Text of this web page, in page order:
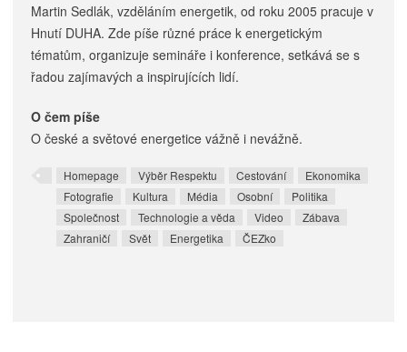
Martin Sedlák, vzděláním energetik, od roku 2005 pracuje v
Hnutí DUHA. Zde píše různé práce k energetickým
tématům, organizuje semináře i konference, setkává se s
řadou zajímavých a inspirujících lidí.
O čem píše
O české a světové energetice vážně i nevážně.
Homepage Výběr Respektu Cestování
Ekonomika
Fotografie
Kultura Média Osobní
Politika
Společnost
Technologie a věda Video
Zábava
Zahraničí
Svět Energetika ČEZko